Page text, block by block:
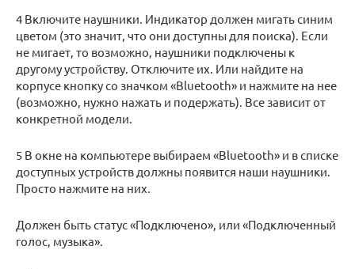
4 Включите наушники. Индикатор должен мигать синим
цветом (это значит, что они доступны для поиска). Если
не мигает, то возможно, наушники подключены к
другому устройству. Отключите их. Или найдите на
корпусе кнопку со значком «Bluetooth» и нажмите на нее
(возможно, нужно нажать и подержать). Все зависит от
конкретной модели.
5 В окне на компьютере выбираем «Bluetooth» и в списке
доступных устройств должны появится наши наушники.
Просто нажмите на них.
Должен быть статус «Подключено», или «Подключенный
голос, музыка».